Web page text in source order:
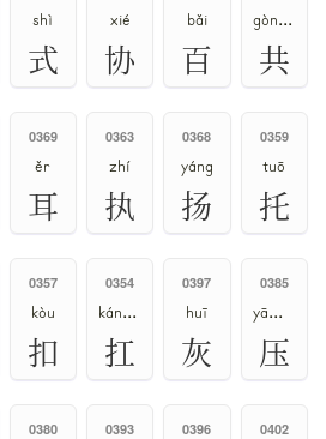
shì
式
xié
协
bǎi
百
gòng、gōng
共
0369
ěr
耳
0363
zhí
执
0368
yáng
扬
0359
tuō
托
0357
kòu
扣
0354
káng、gāng
扛
0397
huī
灰
0385
yā、yà
压
0380 0393 0396 0402